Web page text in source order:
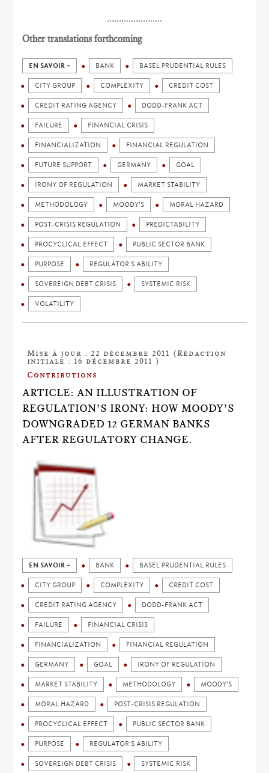
.......................
Other translations forthcoming
EN SAVOIR + BANK BASEL PRUDENTIAL RULES
CITY GROUP COMPLEXITY CREDIT COST
CREDIT RATING AGENCY DODD-FRANK ACT
FAILURE FINANCIAL CRISIS
FINANCIALIZATION FINANCIAL REGULATION
FUTURE SUPPORT GERMANY GOAL
IRONY OF REGULATION MARKET STABILITY
METHODOLOGY MOODY'S MORAL HAZARD
POST-CRISIS REGULATION PREDICTABILITY
PROCYCLICAL EFFECT PUBLIC SECTOR BANK
PURPOSE REGULATOR'S ABILITY
SOVEREIGN DEBT CRISIS SYSTEMIC RISK
VOLATILITY
Mise à jour : 22 décembre 2011 (Rédaction
initiale : 16 décembre 2011 )
Contributions
ARTICLE: AN ILLUSTRATION OF
REGULATION’S IRONY: HOW MOODY’S
DOWNGRADED 12 GERMAN BANKS
AFTER REGULATORY CHANGE.
EN SAVOIR + BANK BASEL PRUDENTIAL RULES
CITY GROUP COMPLEXITY CREDIT COST
CREDIT RATING AGENCY DODD-FRANK ACT
FAILURE FINANCIAL CRISIS
FINANCIALIZATION FINANCIAL REGULATION
GERMANY GOAL IRONY OF REGULATION
MARKET STABILITY METHODOLOGY MOODY'S
MORAL HAZARD POST-CRISIS REGULATION
PROCYCLICAL EFFECT PUBLIC SECTOR BANK
PURPOSE REGULATOR'S ABILITY
SOVEREIGN DEBT CRISIS SYSTEMIC RISK